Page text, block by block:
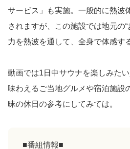
サービス」も実施。一般的に熱波
されますが、この施設では地元の
力を熱波を通して、全身で体感す
動画では1日中サウナを楽しみた
味わえるご当地グルメや宿泊施設
昧の休日の参考にしてみては。
■番組情報■